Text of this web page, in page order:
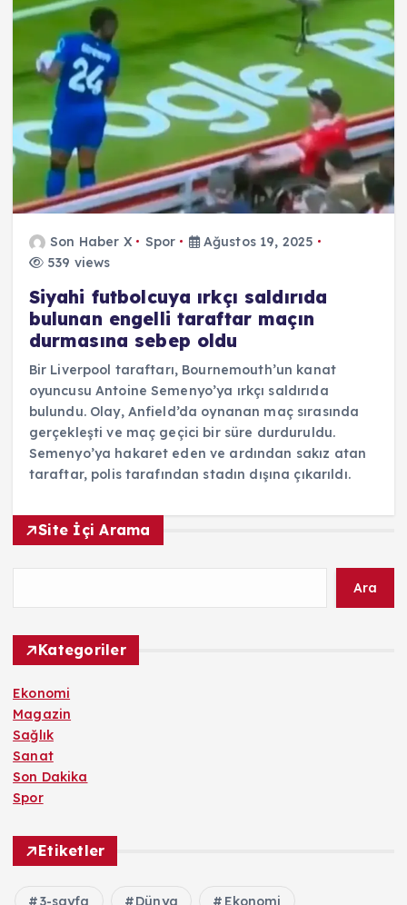
Son Haber X Spor
Ağustos 19, 2025
539 views
Siyahi futbolcuya ırkçı saldırıda
bulunan engelli taraftar maçın
durmasına sebep oldu
Bir Liverpool taraftarı, Bournemouth’un kanat
oyuncusu Antoine Semenyo’ya ırkçı saldırıda
bulundu. Olay, Anfield’da oynanan maç sırasında
gerçekleşti ve maç geçici bir süre durduruldu.
Semenyo’ya hakaret eden ve ardından sakız atan
taraftar, polis tarafından stadın dışına çıkarıldı.
Site İçi Arama
Ara
Kategoriler
Ekonomi
Magazin
Sağlık
Sanat
Son Dakika
Spor
Etiketler
3-sayfa Dünya Ekonomi